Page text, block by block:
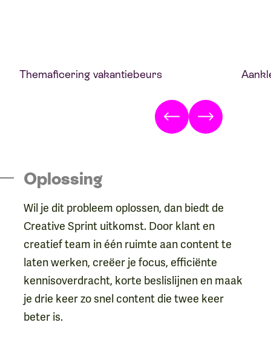
Themaficering vakantiebeurs
Volgende Volgende
Oplossing
Wil je dit probleem oplossen, dan biedt de
Creative Sprint uitkomst. Door klant en
creatief team in één ruimte aan content te
laten werken, creëer je focus, efficiënte
kennisoverdracht, korte beslislijnen en maak
je drie keer zo snel content die twee keer
beter is.